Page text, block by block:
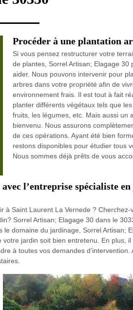
Procéder à une plantation
Si vous pensez restructurer votre
de plantes, Sorrel Artisan; Elagage 30
aider. Nous pouvons intervenir pour
arbres dans votre propriété afin de
environnement frais. Il est tout à fait
planter différents végétaux tels que
fruits, les légumes, etc. Mais aussi un
bienvenu. Nous assurons
de ces opérations. Ayant été bien
restons disponibles pour étudier tous
Nous sommes déjà prêts de vous
l’entreprise spécialiste
à Saint Laurent La Vernede ? Cherchez-
Sorrel Artisan; Elagage 30 dans le
domaine du jardinage, Sorrel Artisan;
jardin soit bien entretenu. En plus, il
à toutes vos demandes d’intervention.